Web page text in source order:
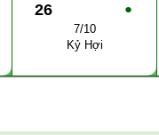
●
26
7/10
Kỷ Hợi